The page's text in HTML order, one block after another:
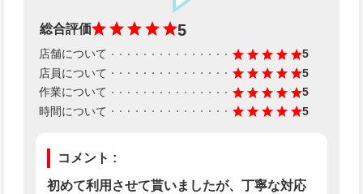
総合評価 5
店舗について
5
店員について
5
作業について
5
時間について
5
コメント :
初めて利用させて貰いましたが、丁寧な対応